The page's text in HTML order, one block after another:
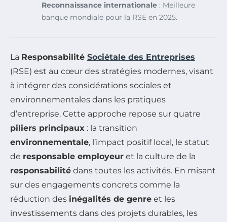
Reconnaissance internationale : Meilleure
banque mondiale pour la RSE en 2025.
La Responsabilité Sociétale des Entreprises
(RSE) est au cœur des stratégies modernes, visant
à intégrer des considérations sociales et
environnementales dans les pratiques
d’entreprise. Cette approche repose sur quatre
piliers principaux : la transition
environnementale, l’impact positif local, le statut
de responsable employeur et la culture de la
responsabilité dans toutes les activités. En misant
sur des engagements concrets comme la
réduction des inégalités de genre et les
investissements dans des projets durables, les